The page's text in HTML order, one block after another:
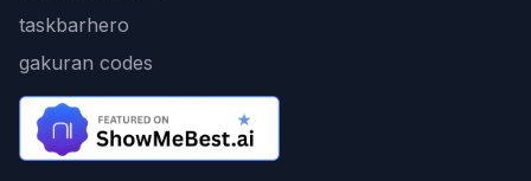
taskbarhero
gakuran codes